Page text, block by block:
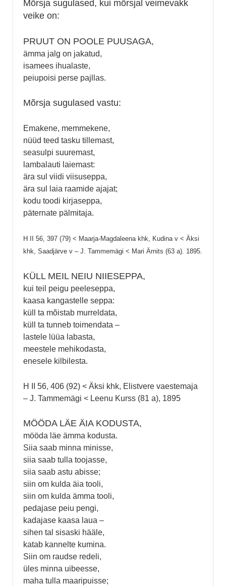
Mõrsja sugulased, kui mõrsjal veimevakk
veike on:
PRUUT ON POOLE PUUSAGA,
ämma jalg on jakatud,
isamees ihualaste,
peiupoisi perse pajllas.
Mõrsja sugulased vastu:
Emakene, memmekene,
nüüd teed tasku tillemast,
seasulpi suuremast,
lambalauti laiemast:
ära sul viidi viisuseppa,
ära sul laia raamide ajajat;
kodu toodi kirjaseppa,
päternate pälmitaja.
H II 56, 397 (79) < Maarja-Magdaleena khk, Kudina v < Äksi
khk, Saadjärve v – J. Tammemägi < Mari Ärnits (63 a). 1895.
KÜLL MEIL NEIU NIIESEPPA,
kui teil peigu peeleseppa,
kaasa kangastelle seppa:
küll ta mõistab murreldata,
küll ta tunneb toimendata –
lastele lüüa labasta,
meestele mehikodasta,
enesele kilbilesta.
H II 56, 406 (92) < Äksi khk, Elistvere vaestemaja
– J. Tammemägi < Leenu Kurss (81 a), 1895
MÖÖDA LÄE ÄIA KODUSTA,
mööda läe ämma kodusta.
Siia saab minna minisse,
siia saab tulla toojasse,
siia saab astu abisse;
siin om kulda äia tooli,
siin om kulda ämma tooli,
pedajase peiu pengi,
kadajase kaasa laua –
sihen tal sisaski hääle,
katab kannelte kumina.
Siin om raudse redeli,
üles minna uibeesse,
maha tulla maaripuisse;